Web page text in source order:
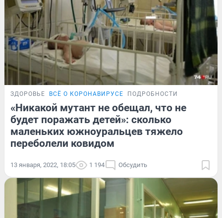
ЗДОРОВЬЕ ВСЁ О КОРОНАВИРУСЕ ПОДРОБНОСТИ
«Никакой мутант не обещал, что не
будет поражать детей»: сколько
маленьких южноуральцев тяжело
переболели ковидом
13 января, 2022, 18:05 1 194 Обсудить